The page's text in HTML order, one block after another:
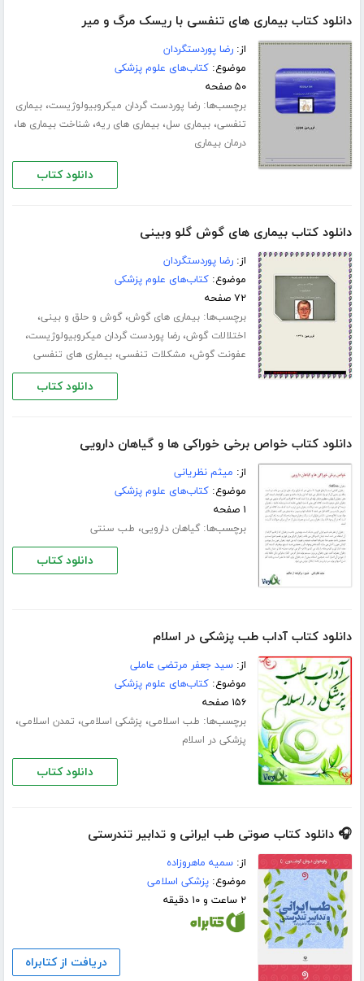
دانلود کتاب بیماری های تنفسی با ریسک مرگ و میر
از:رضا پوردستگردان
موضوع:کتاب‌های علوم پزشکی
۵۰ صفحه
برچسب‌ها:رضا پوردست گردان میکروبیولوژیست،بیماری
تنفسی،بیماری سل،بیماری های ریه،شناخت بیماری ها،
درمان بیماری
دانلود کتاب
دانلود کتاب بیماری های گوش گلو وبینی
از:رضا پوردستگردان
موضوع:کتاب‌های علوم پزشکی
۷۲ صفحه
برچسب‌ها:بیماری های گوش،گوش و حلق و بینی،
اختلالات گوش،رضا پوردست گردان میکروبیولوژیست،
عفونت گوش، مشکلات تنفسی،بیماری های تنفسی
دانلود کتاب
دانلود کتاب خواص برخی خوراکی ها و گیاهان دارویی
از: میثم نظریانی
موضوع:کتاب‌های علوم پزشکی
۱ صفحه
برچسب‌ها:گیاهان دارویی، طب سنتی
دانلود کتاب
دانلود کتاب آداب طب پزشکی در اسلام
از:سید جعفر مرتضی عاملی
موضوع:کتاب‌های علوم پزشکی
۱۵۶ صفحه
برچسب‌ها: طب اسلامی، پزشکی اسلامی، تمدن اسلامی،
پزشکی در اسلام
دانلود کتاب
🎧 دانلود کتاب صوتی طب ایرانی و تدابیر تندرستی
از:سمیه ماهروزاده
موضوع:پزشکی اسلامی
۲ ساعت و ۱۰ دقیقه
دریافت از کتابراه